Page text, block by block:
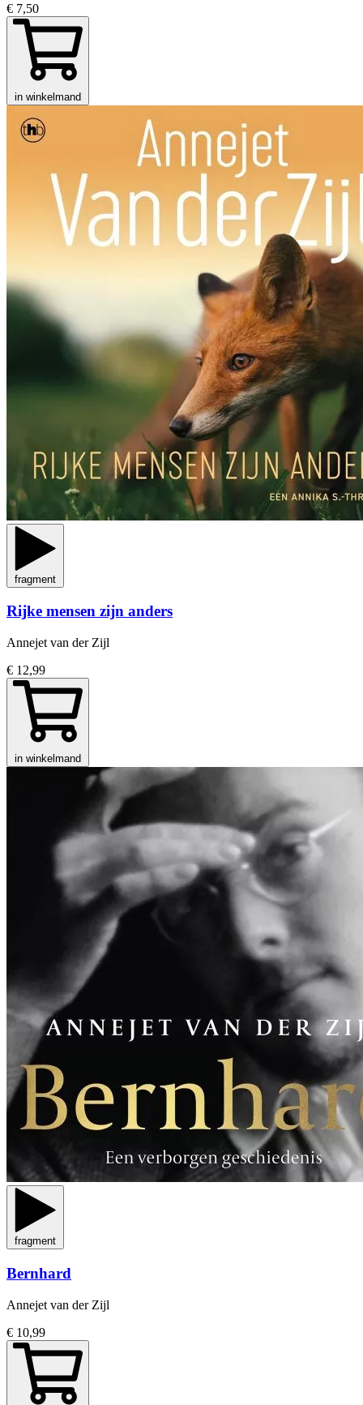
€ 7,50
in winkelmand
fragment
Rijke mensen zijn anders
Annejet van der Zijl
€ 12,99
in winkelmand
fragment
Bernhard
Annejet van der Zijl
€ 10,99